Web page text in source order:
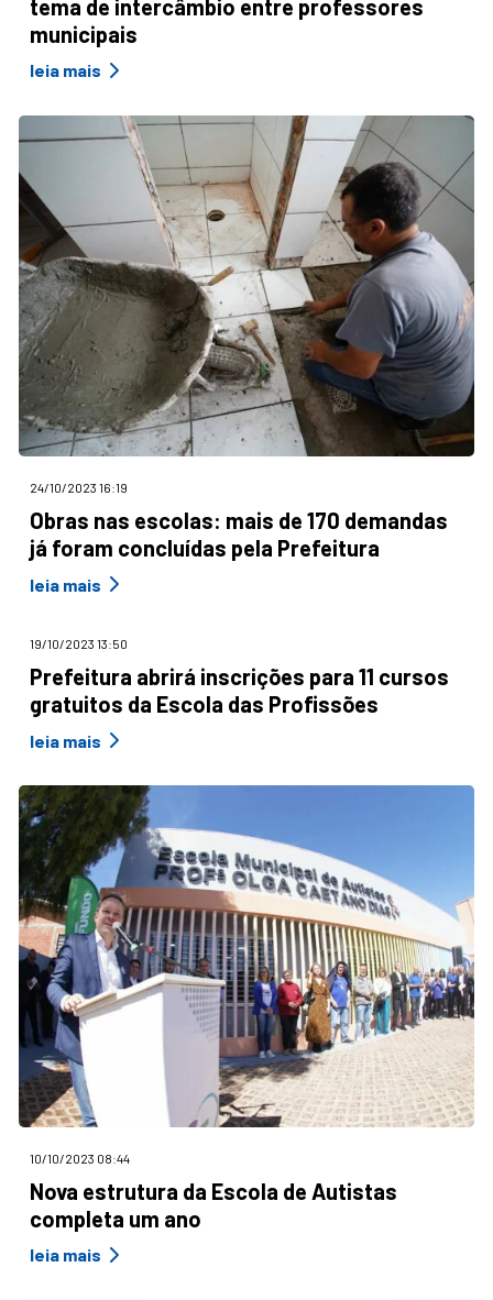
tema de intercâmbio entre professores
municipais
leia mais
24/10/2023 16:19
Obras nas escolas: mais de 170 demandas
já foram concluídas pela Prefeitura
leia mais
19/10/2023 13:50
Prefeitura abrirá inscrições para 11 cursos
gratuitos da Escola das Profissões
leia mais
10/10/2023 08:44
Nova estrutura da Escola de Autistas
completa um ano
leia mais